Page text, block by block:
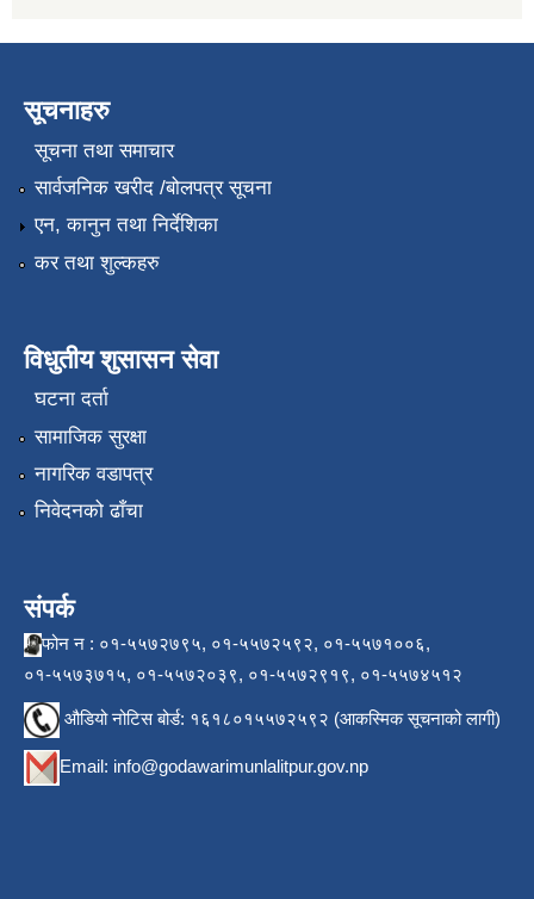
सूचनाहरु
सूचना तथा समाचार
सार्वजनिक खरीद /बोलपत्र सूचना
एन, कानुन तथा निर्देशिका
कर तथा शुल्कहरु
विधुतीय शुसासन सेवा
घटना दर्ता
सामाजिक सुरक्षा
नागरिक वडापत्र
निवेदनको ढाँचा
संपर्क
फोन न : ०१-५५७२७९५, ०१-५५७२५९२, ०१-५५७१००६,
०१-५५७३७१५, ०१-५५७२०३९, ०१-५५७२९१९, ०१-५५७४५१२
औडियो नोटिस बोर्ड: १६१८०१५५७२५९२ (आकस्मिक सूचनाको लागी)
Email: info@godawarimunlalitpur.gov.np